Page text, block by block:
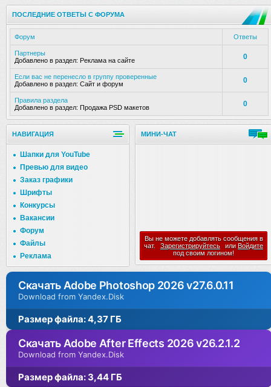
ПОСЛЕДНИЕ ОТВЕТЫ С ФОРУМА
Форум Ответы
Партнеры
Добавлено в раздел: Реклама на сайте 0
Если вас не перенесло в группу проверенные
Добавлено в раздел: Сайт и форум 0
Правила раздела
Добавлено в раздел: Продажа PSD макетов 0
НАВИГАЦИЯ
Шапки для YouTube
Превью для видео
Заказ графики
Шрифты
Конкурсы
Вакансии
Форум
Файлы
Реклама
МИНИ-ЧАТ
Вы не можете добавлять сообщения в
чат.
Зарегистрируйтесь или Войдите
под своим логином!
Скачать Adobe Photoshop 2026 v27.6.0.11
Download from Yandex.Disk
Размер файла: 4,37 ГБ
Скачать Adobe After Effects 2026 v26.2.1.2
Download from Yandex.Disk
Размер файла: 3,44 ГБ